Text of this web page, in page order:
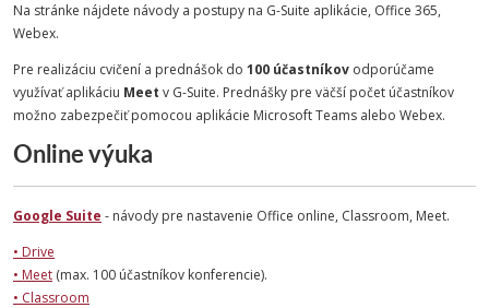
Na stránke nájdete návody a postupy na G-Suite aplikácie, Office 365,
Webex.
Pre realizáciu cvičení a prednášok do 100 účastníkov odporúčame
využívať aplikáciu Meet v G-Suite. Prednášky pre väčší počet účastníkov
možno zabezpečiť pomocou aplikácie Microsoft Teams alebo Webex.
Online výuka
Google Suite - návody pre nastavenie Office online, Classroom, Meet.
• Drive
• Meet (max. 100 účastníkov konferencie).
• Classroom